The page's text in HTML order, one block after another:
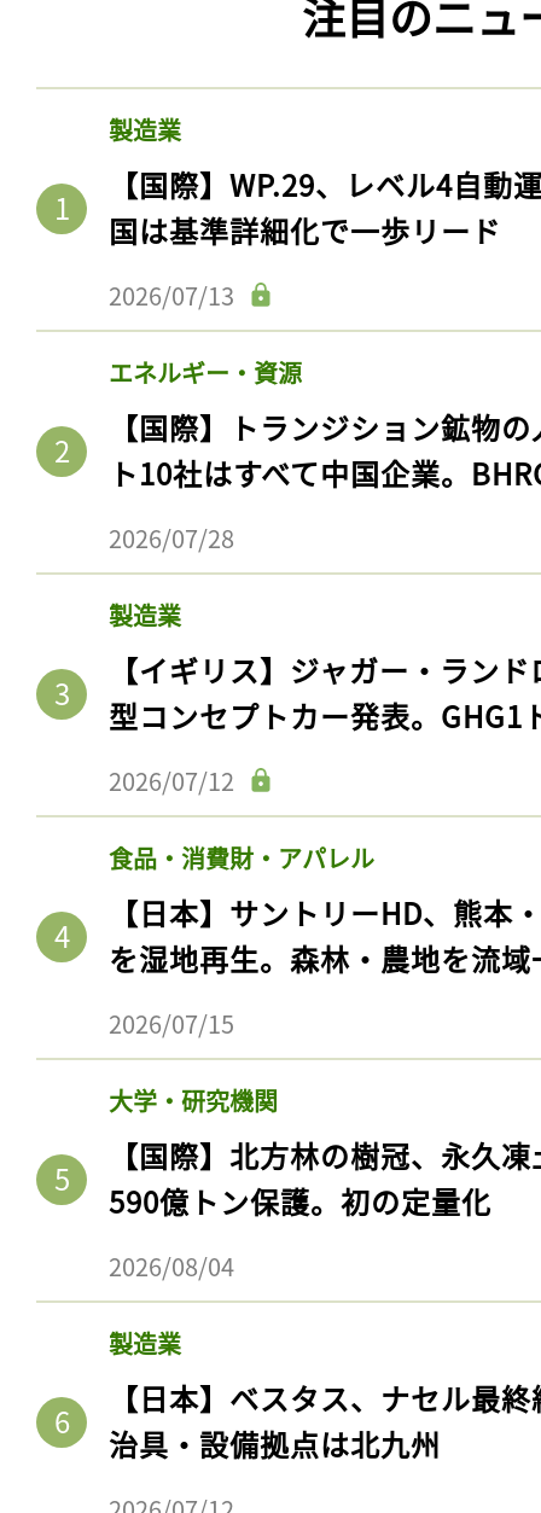
注目のニュ
製造業
【国際】WP.29、レベル4自動
国は基準詳細化で一歩リード
2026/07/13
エネルギー・資源
【国際】トランジション鉱物
ト10社はすべて中国企業。
2026/07/28
製造業
【イギリス】ジャガー・ラン
型コンセプトカー発表。GHG1
2026/07/12
食品・消費財・アパレル
【日本】サントリーHD、熊本
を湿地再生。森林・農地を流
2026/07/15
大学・研究機関
【国際】北方林の樹冠、永久
590億トン保護。初の定量化
2026/08/04
製造業
【日本】ベスタス、ナセル最
治具・設備拠点は北九州
記事をお気に入りに